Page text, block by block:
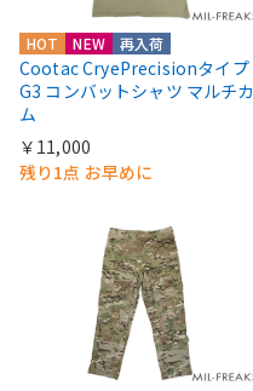
HOT NEW 再入荷
Cootac CryePrecisionタイプ
G3 コンバットシャツ マルチカ
ム
￥11,000
残り1点 お早めに